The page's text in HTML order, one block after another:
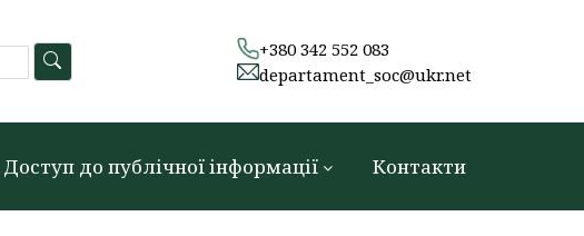
+380 342 552 083
departament_soc@ukr.net
Доступ до публічної інформації Контакти